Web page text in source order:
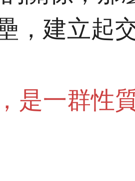
，建立起
是一群性